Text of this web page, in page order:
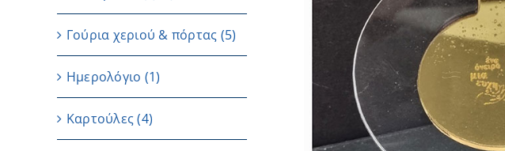
Γούρια χεριού & πόρτας (5)
Ημερολόγιο (1)
Καρτούλες (4)